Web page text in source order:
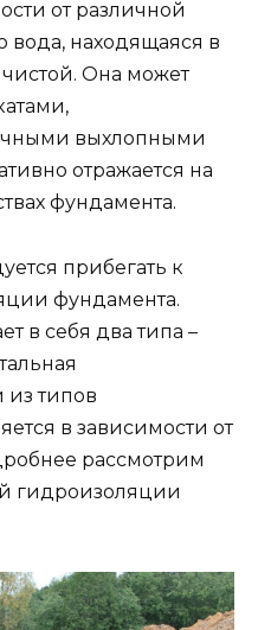
от различной
вода, находящаяся в
чистой. Она может
выхлопными
отражается на
фундамента.
прибегать к
фундамента.
в себя два типа –
типов
в зависимости от
рассмотрим
гидроизоляции